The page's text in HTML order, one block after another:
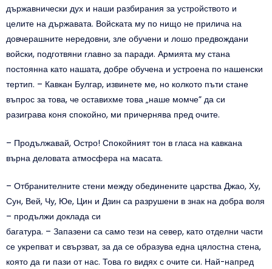
държавнически дух и наши разбирания за устройството и
целите на държавата. Войската му по нищо не прилича на
довчерашните нередовни, зле обучени и лошо предвождани
войски, подготвяни главно за паради. Армията му стана
постоянна като нашата, добре обучена и устроена по нашенски
тертип. – Кавкан Булгар, извинете ме, но колкото пъти стане
въпрос за това, че оставихме това „наше момче” да си
разиграва коня спокойно, ми причернява пред очите.
– Продължавай, Остро! Спокойният тон в гласа на кавкана
върна деловата атмосфера на масата.
– Отбранителните стени между обединените царства Джао, Ху,
Сун, Вей, Чу, Юе, Цин и Дзин са разрушени в знак на добра воля
– продължи доклада си
багатура. – Запазени са само тези на север, като отделни части
се укрепват и свързват, за да се образува една цялостна стена,
която да ги пази от нас. Това го видях с очите си. Най-напред